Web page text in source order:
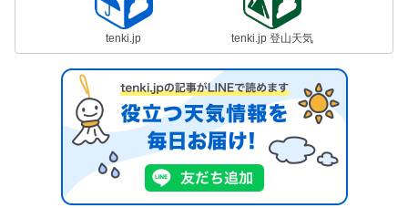
tenki.jp tenki.jp 登山天気